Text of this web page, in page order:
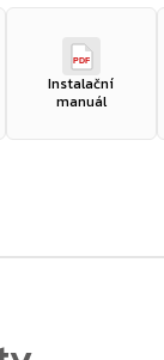
PDF
Instalační
manuál